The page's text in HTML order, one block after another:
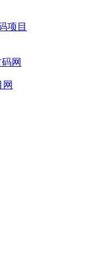
网
网